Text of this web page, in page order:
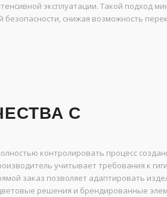
эксплуатации. Такой подход
снижая возможность
С
контролировать процесс
учитывает требования к
заказ позволяет адаптировать
решения и брендированные